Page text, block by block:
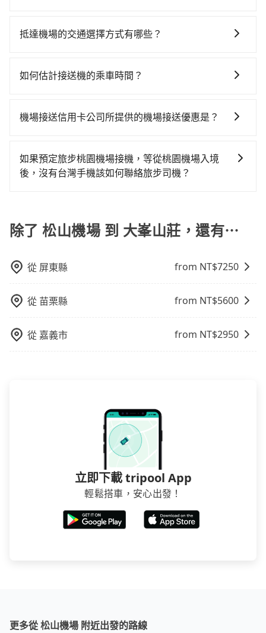
分鐘，假設4位同行，高鐵加轉乘之平均每人花費為
高鐵而不預約包車，不僅每人至少額外負擔30元車資，
tripool的拼車共乘服務，最多可再節省50%的交通費
（每小時約40元）、保險費、罰單另計多數租車合約上
都沒有提供甲租乙還的服務，假設你當天就往返松山機
需要單程前往，隔天或多天後才需返回，租車就非常不
還通常需額外花費30分鐘做簽約與車體檢查，甚至還要
先自行加滿油，如遇到不肖業者，還車時可能遭遇各種
里程跳錶計算，價格約為8,340~10,000元間，但如改預
度僅雙北的0.4%，其叫車的難度是雙北市的240倍。綜
優勢，但對於入出境需攜帶多件大型行李、同行人數多
抵達機場的交通選擇方式有哪些？
舉一些常見的選擇： 1. 捷運：如果機場附近有捷運或輕
方式。 3. 計程車：計程車通常是到達機場的比較昂貴的
供從市中心或其他地區到機場的固定價格，可以預先知
道價格，避免爭議。 4. 預約機場接送：可以提前預訂服
出境需攜帶大量行李的旅客並不方便。價格也會因您出
式取決於您的預算、時間和行程安排。建議您提前了解
並根據自己的需要選擇最方便和經濟實惠的交通方式。
如何估計接送機的乘車時間？
到機場報到，為避免可能的塞車情況，在預估時最好額
晨6點以前就從台中出發。如果是國內航線的旅客，提前
1小時到機場已經綽綽有餘了。對於國際航線入境旅客來
時。但如果是國內航線的旅客，預約班機落地後30分鐘
機場接送信用卡公司所提供的機場接送優惠是？
不過，每家信用卡公司所提供的機場接送優惠次數都有
所不同，而且詳細的優惠規定也可能會隨時變更。為了
務。
如果預定旅步桃園機場接機，等從桃園機場入境
後，沒有台灣手機該如何聯絡旅步司機？
網，利用旅步app跟司機聯絡，且旅步的app支援外文翻
譯，讓您不用擔心語言不通的問題，還能讓您省下高額
除了 松山機場 到 大峯山莊，還有⋯
從 屏東縣 from NT$7250
從 苗栗縣 from NT$5600
從 嘉義市 from NT$2950
立即下載 tripool App
輕鬆搭車，安心出發！
更多從 松山機場 附近出發的路線